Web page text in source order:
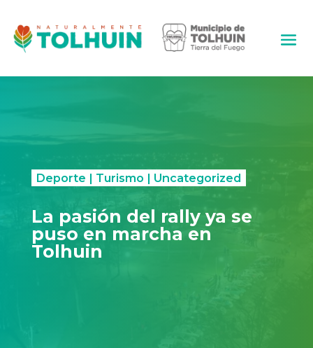
Deporte | Turismo | Uncategorized
La pasión del rally ya se
puso en marcha en
Tolhuin